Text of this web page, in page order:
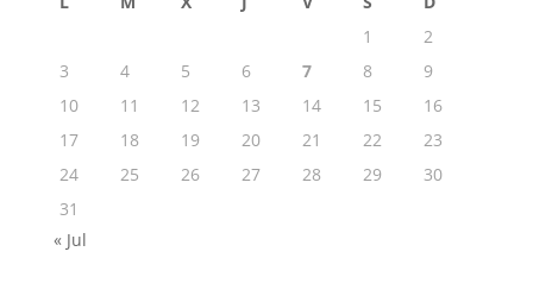
1
2
3
4 5 6 7 8
9
10
11 12 13 14 15
16
17
18 19 20 21 22
23
24
25 26 27 28 29
30
31
« Jul